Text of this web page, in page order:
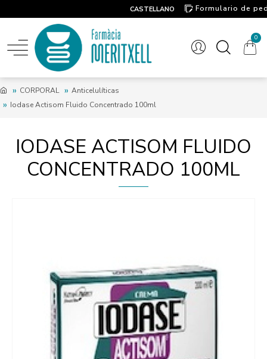
CASTELLANO
Formulario de
0
CORPORAL
Anticelulíticas
Iodase Actisom Fluido Concentrado 100ml
IODASE ACTISOM FLUIDO
CONCENTRADO 100ML